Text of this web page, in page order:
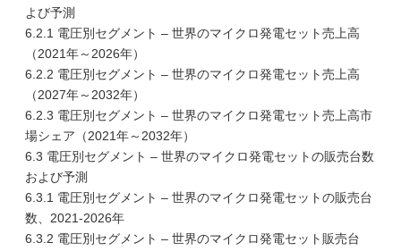
よび予測
6.2.1 電圧別セグメント – 世界のマイクロ発電セット売上高
（2021年～2026年）
6.2.2 電圧別セグメント – 世界のマイクロ発電セット売上高
（2027年～2032年）
6.2.3 電圧別セグメント – 世界のマイクロ発電セット売上高市
場シェア（2021年～2032年）
6.3 電圧別セグメント – 世界のマイクロ発電セットの販売台数
および予測
6.3.1 電圧別セグメント – 世界のマイクロ発電セットの販売台
数、2021-2026年
6.3.2 電圧別セグメント – 世界のマイクロ発電セット販売台